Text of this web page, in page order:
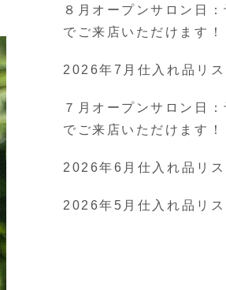
８月オープンサロン日：
でご来店いただけます！
2026年7月仕入れ品リス
７月オープンサロン日：
でご来店いただけます！
2026年6月仕入れ品リス
2026年5月仕入れ品リス